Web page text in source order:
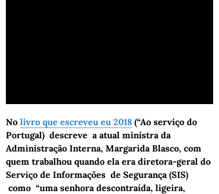
No livro que escreveu eu 2018 (“Ao serviço do
Portugal) descreve a atual ministra da
Administração Interna, Margarida Blasco, com
quem trabalhou quando ela era diretora-geral do
Serviço de Informações de Segurança (SIS)
como “uma senhora descontraída, ligeira,